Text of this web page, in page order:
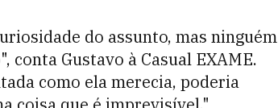
do assunto, mas ninguém
conta Gustavo à Casual EXAME.
como ela merecia, poderia